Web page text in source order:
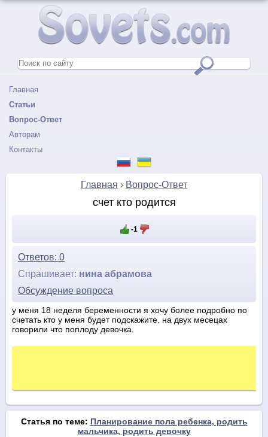
Главная
Статьи
Вопрос-Ответ
Авторам
Контакты
Главная › Вопрос-Ответ
счет кто родится
-1
Ответов: 0
Спрашивает: нина абрамова
Обсуждение вопроса
у меня 18 неделя беременности я хочу более подробно по
счетать кто у меня будет подскажите. на двух месецах
говорили что поплоду девочка.
Статья по теме: Планирование пола ребенка, родить
мальчика, родить девочку